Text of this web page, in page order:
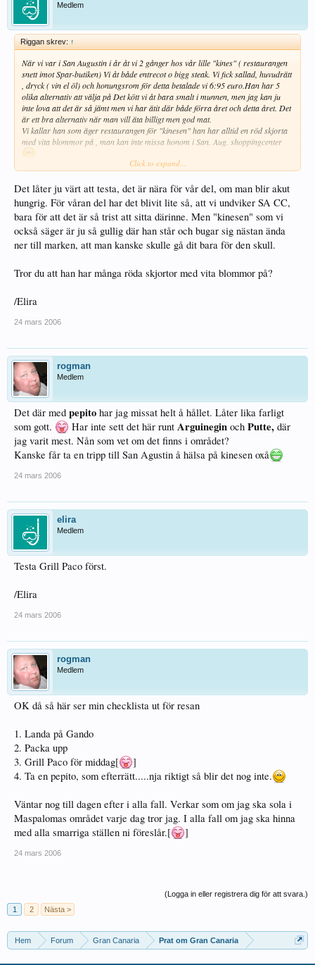
Medlem
Riggan skrev: ↑
När vi var i San Augustin i år åt vi 2 gånger hos vår lille "kines" ( restaurangen
snett imot Spar-butiken) Vi åt både entrecot o bigg steak. Vi fick sallad, huvudrätt
, dryck ( vin el öl) och honungsrom för detta betalade vi 6:95 euro.Han har 5
olika alternativ att välja på Det kött vi åt bara smalt i munnen, men jag kan ju
inte lova att det är så jämt men vi har ätit där både förra året och detta året. Det
är ett bra alternativ när man vill äta billigt men god mat.
Vi kallar han som äger restaurangen för "kinesen" han har alltid en röd skjorta
med vita blommor på , man kan inte missa honom i San. Aug. shoppingcenter
Click to expand...
Det låter ju värt att testa, det är nära för vår del, om man blir akut
hungrig. För våran del har det blivit lite så, att vi undviker SA CC,
bara för att det är så trist att sitta därinne. Men "kinesen" som vi
också säger är ju så gullig där han står och bugar sig nästan ända
ner till marken, att man kanske skulle gå dit bara för den skull.
Tror du att han har många röda skjortor med vita blommor på?
/Elira
24 mars 2006
rogman
Medlem
Det där med pepito har jag missat helt å hållet. Låter lika farligt
som gott.
Har inte sett det här runt Arguinegin och Putte, där
jag varit mest. Nån som vet om det finns i området?
Kanske får ta en tripp till San Agustin å hälsa på kinesen oxå
24 mars 2006
elira
Medlem
Testa Grill Paco först.
/Elira
24 mars 2006
rogman
Medlem
OK då så här ser min checklista ut för resan
1. Landa på Gando
2. Packa upp
3. Grill Paco för middag[
]
4. Ta en pepito, som efterrätt.....nja riktigt så blir det nog inte.
Väntar nog till dagen efter i alla fall. Verkar som om jag ska sola i
Maspalomas området varje dag tror jag. I alla fall om jag ska hinna
med alla smarriga ställen ni föreslår.[
]
24 mars 2006
(Logga in eller registrera dig för att svara.)
1
2 Nästa >
Hem Forum Gran Canaria Prat om Gran Canaria